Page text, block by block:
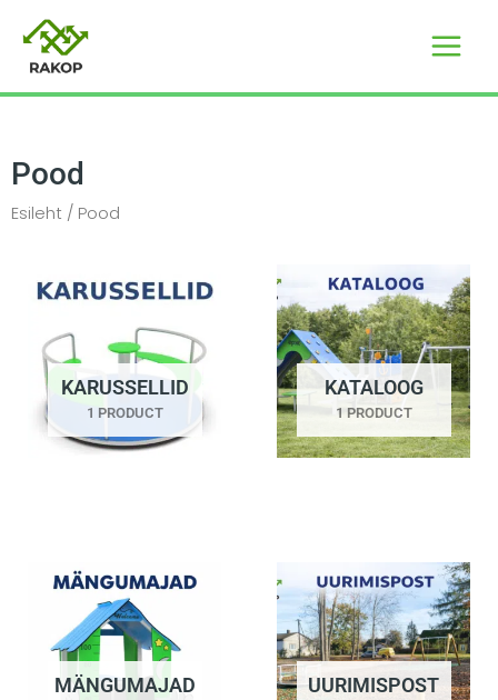
content
Pood
Esileht / Pood
KARUSSELLID
1 PRODUCT
KATALOOG
1 PRODUCT
MÄNGUMAJAD UURIMISPOST